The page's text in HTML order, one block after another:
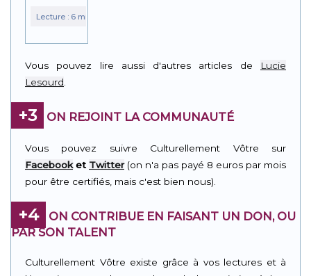
Vous pouvez lire aussi d'autres articles de
Lucie
Lesourd
+3 ON REJOINT LA COMMUNAUTÉ
Vous pouvez suivre Culturellement Vôtre sur
Facebooket Twitter(on n'a pas payé 8 euros par mois
pour être certifiés, mais c'est bien nous).
+4
ON CONTRIBUE EN FAISANT UN DON, OU
PAR SON TALENT
Culturellement Vôtre existe grâce à vos lectures et à